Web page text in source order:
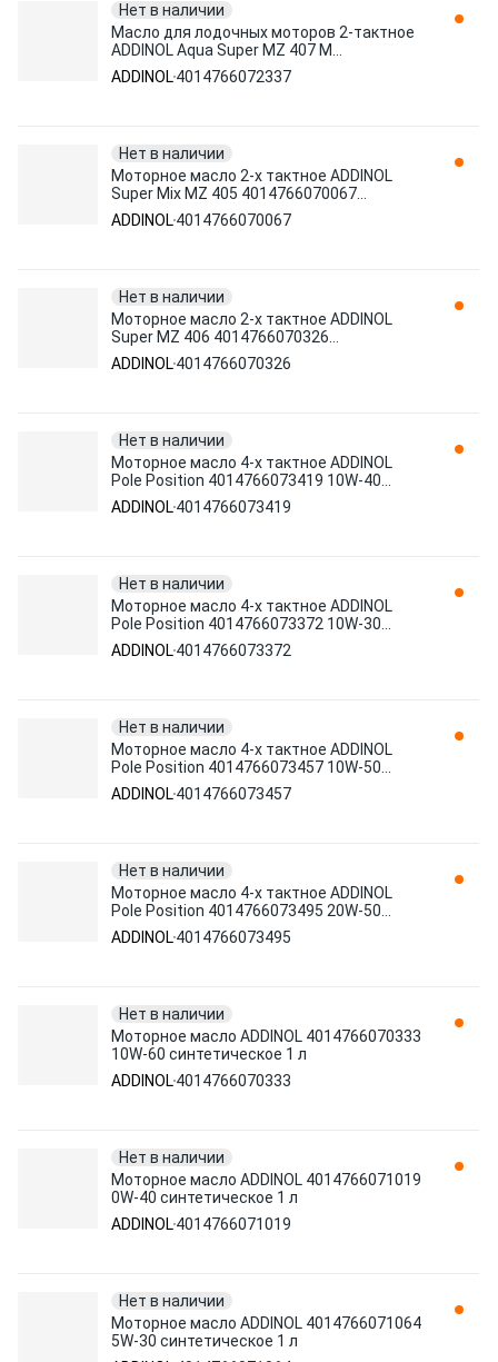
Нет в наличии
Масло для лодочных моторов 2-тактное
ADDINOL Aqua Super MZ 407 M
4014766072337 минеральное 1 л
ADDINOL4014766072337
Нет в наличии
Моторное масло 2-х тактное ADDINOL
Super Mix MZ 405 4014766070067
синтетическое 1 л
ADDINOL4014766070067
Нет в наличии
Моторное масло 2-х тактное ADDINOL
Super MZ 406 4014766070326
синтетическое 1 л
ADDINOL4014766070326
Нет в наличии
Моторное масло 4-х тактное ADDINOL
Pole Position 4014766073419 10W-40
синтетическое 1 л
ADDINOL4014766073419
Нет в наличии
Моторное масло 4-х тактное ADDINOL
Pole Position 4014766073372 10W-30
синтетическое 1 л
ADDINOL4014766073372
Нет в наличии
Моторное масло 4-х тактное ADDINOL
Pole Position 4014766073457 10W-50
синтетическое 1 л
ADDINOL4014766073457
Нет в наличии
Моторное масло 4-х тактное ADDINOL
Pole Position 4014766073495 20W-50
синтетическое 1 л
ADDINOL4014766073495
Нет в наличии
Моторное масло ADDINOL 4014766070333
10W-60 синтетическое 1 л
ADDINOL4014766070333
Нет в наличии
Моторное масло ADDINOL 4014766071019
0W-40 синтетическое 1 л
ADDINOL4014766071019
Нет в наличии
Моторное масло ADDINOL 4014766071064
5W-30 синтетическое 1 л